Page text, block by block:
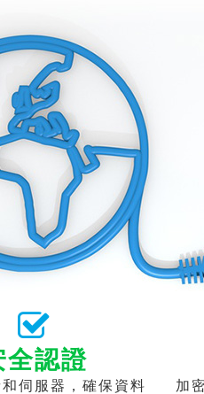
全認證
伺服器，確保資料
加